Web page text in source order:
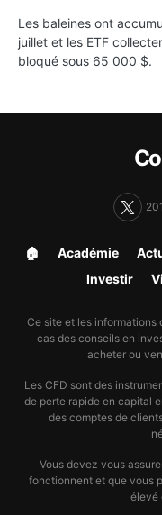
Les baleines ont
juillet et les ETF
bloqué sous 65 000 $.
🏠︎ Académie
Investir
Ce site et les informations
cas des conseils en
acheter ou
Les CFD sont des
de perte rapide en capital
des comptes de
Vous devez vous
fonctionnent et que vous
élevé